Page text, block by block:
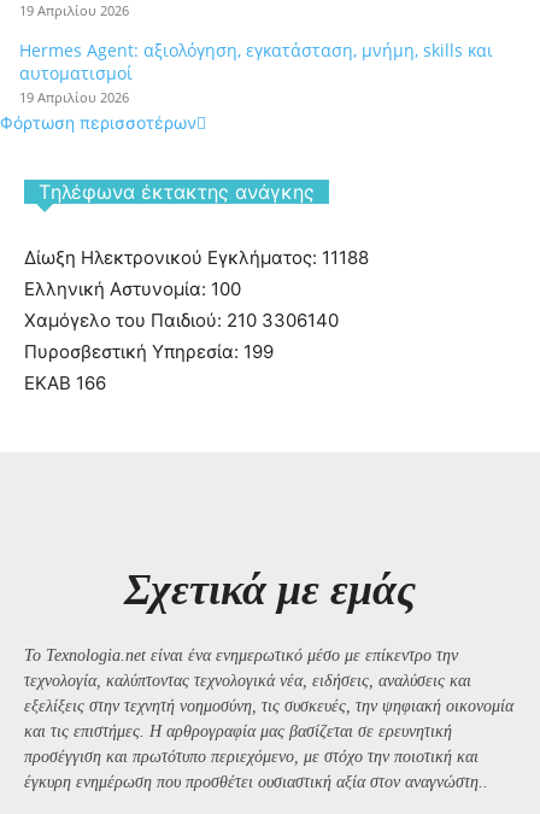
19 Απριλίου 2026
Hermes Agent: αξιολόγηση, εγκατάσταση, μνήμη, skills και
αυτοματισμοί
19 Απριλίου 2026
Φόρτωση περισσοτέρων
Tηλέφωνα έκτακτης ανάγκης
Δίωξη Ηλεκτρονικού Εγκλήματος: 11188
Ελληνική Αστυνομία: 100
Χαμόγελο του Παιδιού: 210 3306140
Πυροσβεστική Υπηρεσία: 199
ΕΚΑΒ 166
Σχετικά με εμάς
Το Texnologia.net είναι ένα ενημερωτικό μέσο με επίκεντρο την
τεχνολογία, καλύπτοντας τεχνολογικά νέα, ειδήσεις, αναλύσεις και
εξελίξεις στην τεχνητή νοημοσύνη, τις συσκευές, την ψηφιακή οικονομία
και τις επιστήμες. Η αρθρογραφία μας βασίζεται σε ερευνητική
προσέγγιση και πρωτότυπο περιεχόμενο, με στόχο την ποιοτική και
έγκυρη ενημέρωση που προσθέτει ουσιαστική αξία στον αναγνώστη..